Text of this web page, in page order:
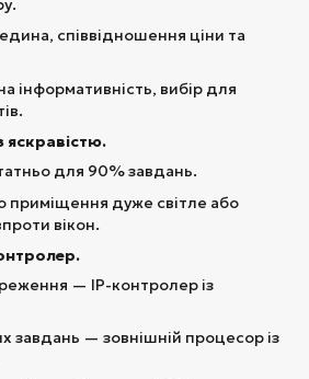
співвідношення ціни та
інформативність, вибір для
яскравістю.
для 90% завдань.
дуже світле або
вікон.
— IP-контролер із
завдань — зовнішній процесор із